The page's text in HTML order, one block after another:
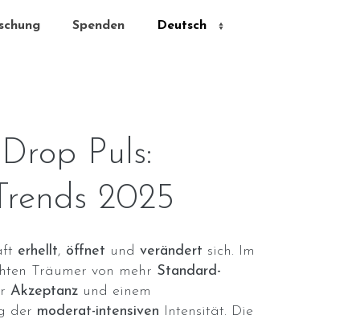
Spenden
Puls:
2025
erhellt, öffnet und verändert sich. Im
Träumer von mehr Standard-
Akzeptanz und einem
der moderat-intensiven Intensität. Die